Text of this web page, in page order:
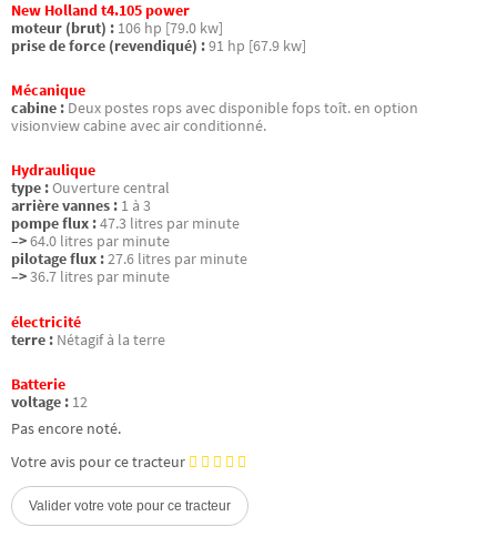
New Holland t4.105 power
moteur (brut) : 106 hp [79.0 kw]
prise de force (revendiqué) :91 hp [67.9 kw]
Mécanique
cabine : Deux postes rops avec disponible fops toît. en option
visionview cabine avec air conditionné.
Hydraulique
type :Ouverture central
arrière vannes : 1 à 3
pompe flux :47.3 litres par minute
–>64.0 litres par minute
pilotage flux :27.6 litres par minute
–>36.7 litres par minute
électricité
terre : Nétagif à la terre
Batterie
voltage : 12
Pas encore noté.
Votre avis pour ce tracteur